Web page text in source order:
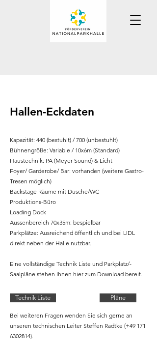
Hallen-Eckdaten
Kapazität: 440 (bestuhlt) / 700 (unbestuhlt)
Bühnengröße: Variable / 10x6m (Standard)
Haustechnik: PA (Meyer Sound) & Licht
Foyer/ Garderobe/ Bar: vorhanden (weitere Gastro-
Tresen möglich)
Backstage Räume mit Dusche/WC
Produktions-Büro
Loading Dock
Aussenbereich 70x35m: bespielbar
Parkplätze: Ausreichend öffentlich und bei LIDL
direkt neben der Halle nutzbar.
Eine vollständige Technik Liste und Parkplatz/-
Saalpläne stehen Ihnen hier zum Download bereit.
Bei weiteren Fragen wenden Sie sich gerne an
unseren technischen Leiter Steffen Radtke (+49 171
6302814).
Technik Liste Pläne